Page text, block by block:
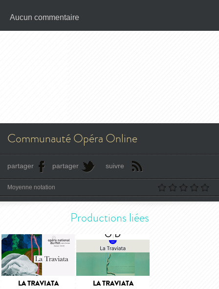
Aucun commentaire
Communauté Opéra Online
partager partager suivre
Moyenne notation
Productions liées
LA TRAVIATA LA TRAVIATA